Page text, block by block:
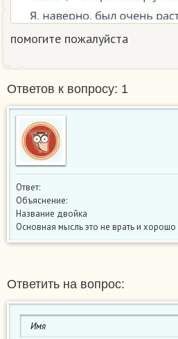
помогите пожалуйста ​
Ответов к вопросу: 1
Ответ:
Объяснение:
Название двойка
Основная мысль это не врать и хорошо
Ответить на вопрос: